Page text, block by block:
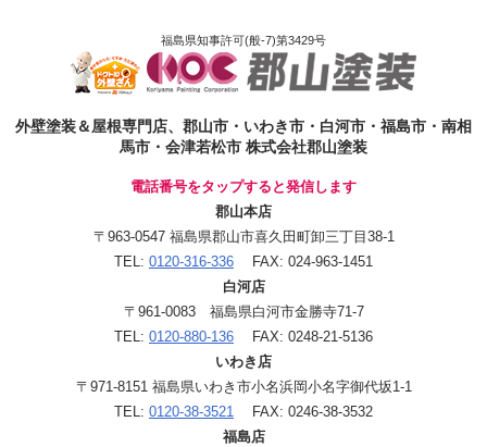
福島県知事許可(般-7)第3429号
外壁塗装＆屋根専門店、郡山市・いわき市・白河市・福島市・南相
馬市・会津若松市 株式会社郡山塗装
電話番号をタップすると発信します
郡山本店
〒963-0547 福島県郡山市喜久田町卸三丁目38-1
TEL: 0120-316-336 FAX: 024-963-1451
白河店
〒961-0083 福島県白河市金勝寺71-7
TEL: 0120-880-136 FAX: 0248-21-5136
いわき店
〒971-8151 福島県いわき市小名浜岡小名字御代坂1-1
TEL: 0120-38-3521
FAX: 0246-38-3532
福島店